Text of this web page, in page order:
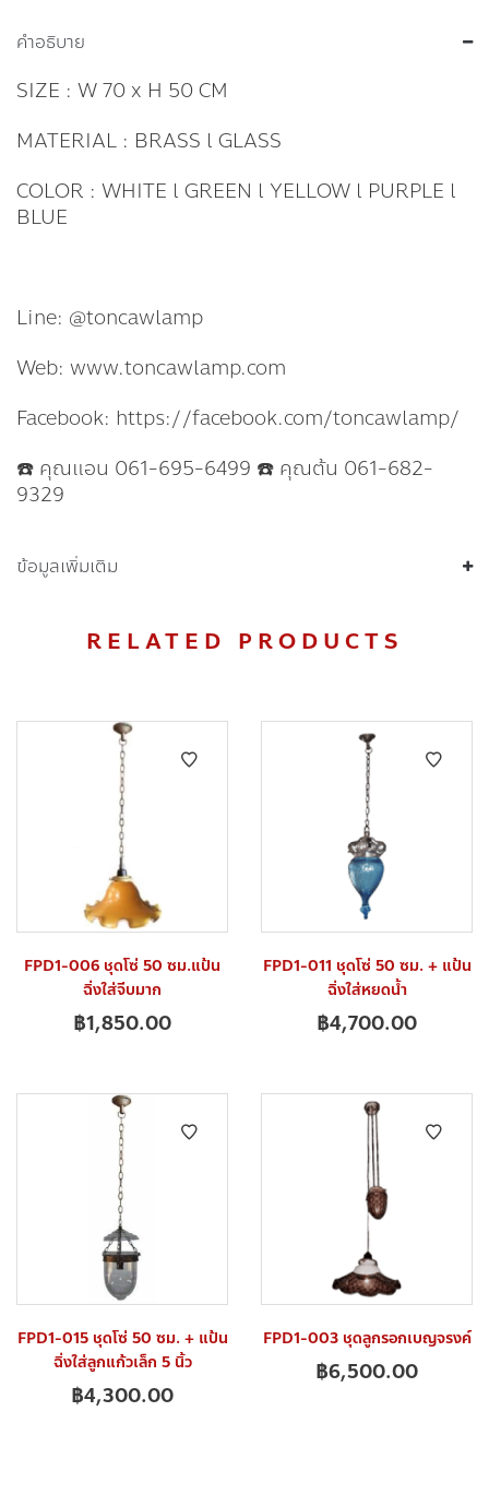
คำอธิบาย
SIZE : W 70 x H 50 CM
MATERIAL : BRASS l GLASS
COLOR : WHITE l GREEN l YELLOW l PURPLE l
BLUE
Line: @toncawlamp
Web: www.toncawlamp.com
Facebook: https://facebook.com/toncawlamp/
☎️ คุณแอน 061-695-6499 ☎️ คุณต้น 061-682-
9329
ข้อมูลเพิ่มเติม
RELATED PRODUCTS
FPD1-006 ชุดโซ่ 50 ซม.แป้น
ฉิ่งใส่จีบมาก
฿1,850.00
FPD1-011 ชุดโซ่ 50 ซม. + แป้น
ฉิ่งใส่หยดน้ำ
฿4,700.00
FPD1-015 ชุดโซ่ 50 ซม. + แป้น
ฉิ่งใส่ลูกแก้วเล็ก 5 นิ้ว
฿4,300.00
FPD1-003 ชุดลูกรอกเบญจรงค์
฿6,500.00